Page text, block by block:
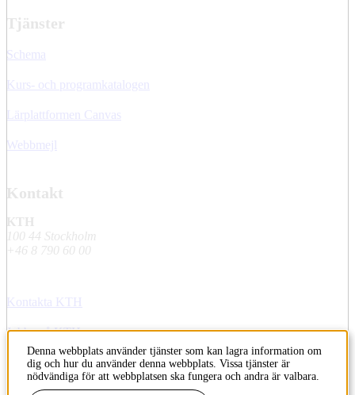
Tjänster
Schema
Kurs- och programkatalogen
Lärplattformen Canvas
Webbmejl
Kontakt
KTH
100 44 Stockholm
+46 8 790 60 00
Kontakta KTH
Jobba på KTH
Press och media
Faktura och betalning KTH
Denna webbplats använder tjänster som kan lagra information om
dig och hur du använder denna webbplats. Vissa tjänster är
nödvändiga för att webbplatsen ska fungera och andra är valbara.